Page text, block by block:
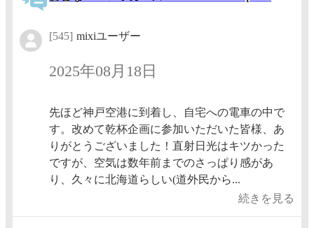
[545] mixiユーザー
2025年08月18日
先ほど神戸空港に到着し、自宅への電車の中で
す。改めて乾杯企画に参加いただいた皆様、あ
りがとうございました！直射日光はキツかった
ですが、空気は数年前までのさっぱり感があ
り、久々に北海道らしい(道外民から...
続きを見る